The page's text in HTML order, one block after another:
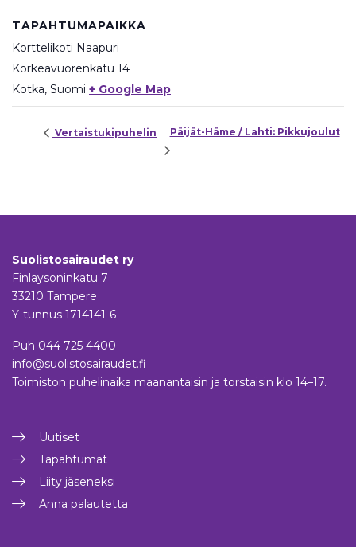
TAPAHTUMAPAIKKA
Korttelikoti Naapuri
Korkeavuorenkatu 14
Kotka, Suomi + Google Map
Vertaistukipuhelin Päijät-Häme / Lahti: Pikkujoulut
Suolistosairaudet ry
Finlaysoninkatu 7
33210 Tampere
Y-tunnus 1714141-6
Puh 044 725 4400
info@suolistosairaudet.fi
Toimiston puhelinaika maanantaisin ja torstaisin klo 14–17.
Uutiset
Tapahtumat
Liity jäseneksi
Anna palautetta